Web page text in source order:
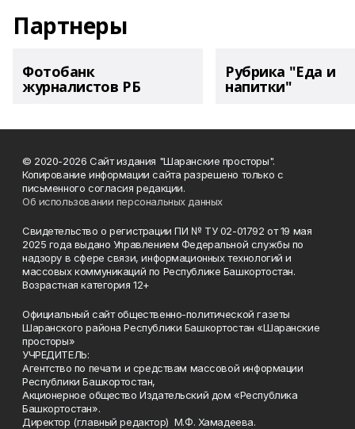
Партнеры
Фотобанк
журналистов РБ
Рубрика "Еда и
напитки"
© 2020-2026 Сайт издания "Шаранские просторы".
Копирование информации сайта разрешено только с
письменного согласия редакции.
Об использовании персональных данных
Свидетельство о регистрации ПИ № ТУ 02-01792 от 19 мая
2025 года выдано Управлением Федеральной службы по
надзору в сфере связи, информационных технологий и
массовых коммуникаций по Республике Башкортостан.
Возрастная категория 12+
Официальный сайт общественно-политической газеты
Шаранского района Республики Башкортостан «Шаранские
просторы»
УЧРЕДИТЕЛЬ:
Агентство по печати и средствам массовой информации
Республики Башкортостан,
Акционерное общество Издательский дом «Республика
Башкортостан».
Директор (главный редактор) М.Ф. Хамадеева.